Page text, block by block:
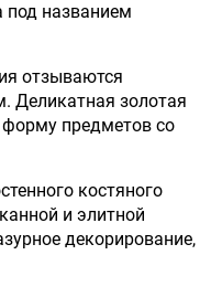
под названием
отзываются
Деликатная золотая
предметов со
костяного
и элитной
декорирование,